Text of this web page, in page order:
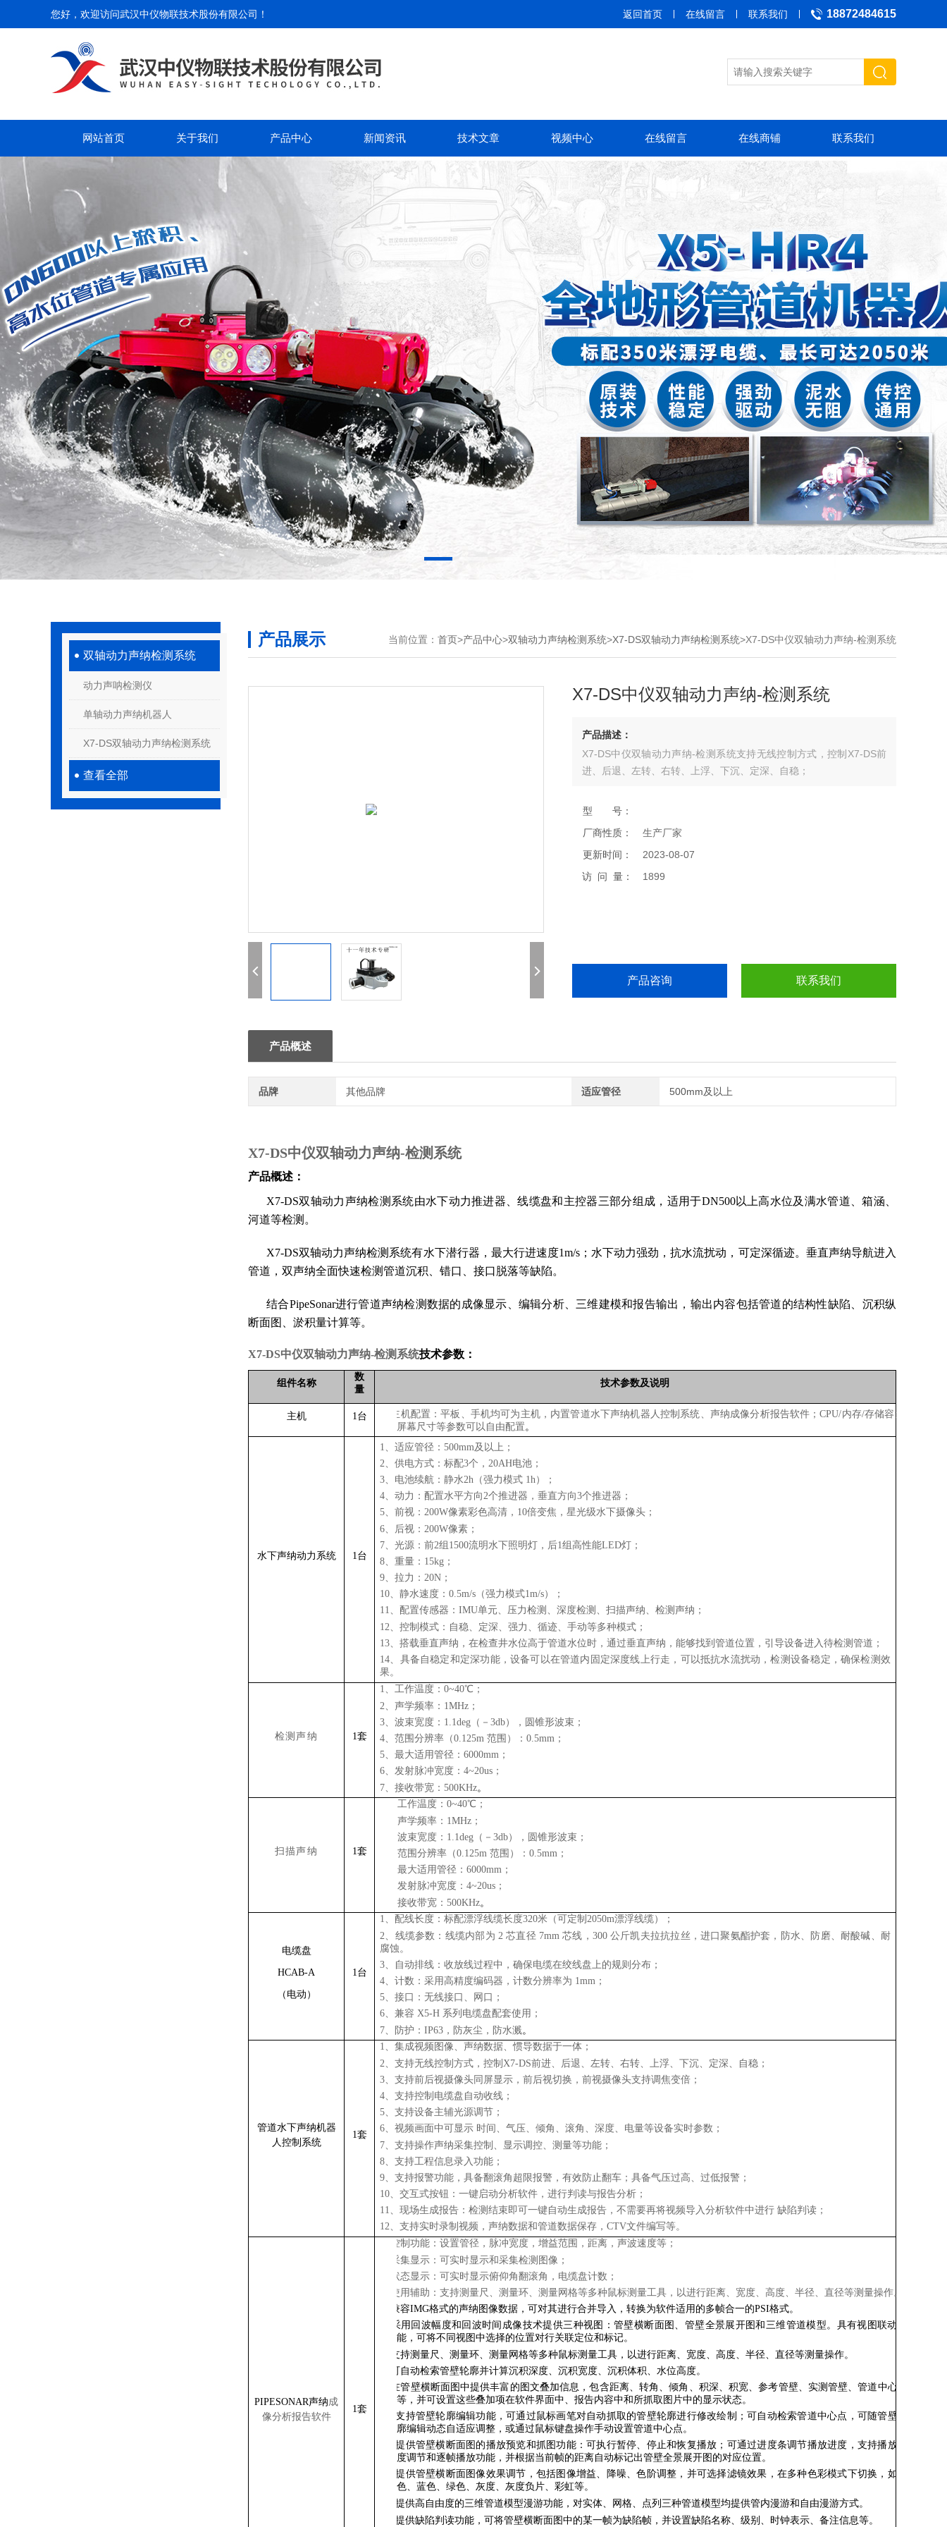
您好，欢迎访问武汉中仪物联技术股份有限公司 ！ 18872484615
返回首页 在线留言 联系我们
网站首页 关于我们 产品中心 新闻资讯 技术文章 视频中心 在线留言 在线商铺 联系我们
双轴动力声纳检测系统
动力声呐检测仪
单轴动力声纳机器人
X7-DS双轴动力声纳检测系统
查看全部
产品展示 当前位置： 首页>产品中心>双轴动力声纳检测系统>X7-DS双轴动力声纳检测系统>X7-DS中仪双轴动力声纳-检测系统
X7-DS中仪双轴动力声纳-检测系统
产品描述：
X7-DS中仪双轴动力声纳-检测系统支持无线控制方式，控制X7-DS前
进、后退、左转、右转、上浮、下沉、定深、自稳；
型 号：
厂商性质：
生产厂家
更新时间：
2023-08-07
访 问 量：
1899
产品咨询 联系我们
产品概述
品牌 其他品牌 适应管径 500mm及以上
X7-DS中仪双轴动力声纳-检测系统
产品概述：
X7-DS双轴动力声纳检测系统由水下动力推进器、线缆盘和主控器三部分组成，适用于DN500以上高水位及满水管道、箱涵、
河道等检测。
X7-DS双轴动力声纳检测系统有水下潜行器，最大行进速度1m/s；水下动力强劲，抗水流扰动，可定深循迹。垂直声纳导航进入
管道，双声纳全面快速检测管道沉积、错口、接口脱落等缺陷。
结合PipeSonar进行管道声纳检测数据的成像显示、编辑分析、三维建模和报告输出，输出内容包括管道的结构性缺陷、沉积纵
断面图、淤积量计算等。
X7-DS中仪双轴动力声纳-检测系统技术参数：
组件名称
数
量
技术参数及说明
主机 1台
主机配置：平板、手机均可为主机，内置管道水下声纳机器人控制系统、声纳成像分析报告软件；CPU/内存/存储容量/
屏幕尺寸等参数可以自由配置 。
水下声纳动力系统 1台
1、适应管径：500mm及以上；
2、供电方式：标配3个，20AH电池；
3、电池续航：静水2h（强力模式 1h）；
4、动力：配置水平方向2个推进器，垂直方向3个推进器；
5、前视：200W像素彩色高清，10倍变焦，星光级水下摄像头；
6、后视：200W像素；
7、光源：前2组1500流明水下照明灯，后1组高性能LED灯；
8、重量：15kg；
9、拉力：20N；
10、静水速度：0.5m/s（强力模式1m/s）；
11、配置传感器：IMU单元、压力检测、深度检测、扫描声纳、检测声纳；
12、控制模式：自稳、定深、强力、循迹、手动等多种模式；
13、搭载垂直声纳，在检查井水位高于管道水位时，通过垂直声纳，能够找到管道位置，引导设备进入待检测管道；
14、具备自稳定和定深功能，设备可以在管道内固定深度线上行走，可以抵抗水流扰动，检测设备稳定，确保检测效
果。
检测声纳 1套
1、工作温度：0~40℃；
2、声学频率：1MHz；
3、波束宽度：1.1deg（－3db），圆锥形波束；
4、范围分辨率（0.125m 范围）：0.5mm；
5、最大适用管径：6000mm；
6、发射脉冲宽度：4~20us；
7、接收带宽：500KHz。
扫描声纳 1套
1、工作温度：0~40℃；
2、声学频率：1MHz；
3、波束宽度：1.1deg（－3db），圆锥形波束；
4、范围分辨率（0.125m 范围）：0.5mm；
5、最大适用管径：6000mm；
6、发射脉冲宽度：4~20us；
7、接收带宽：500KHz。
电缆盘
HCAB-A
（电动）
1台
1、配线长度：标配漂浮线缆长度320米（可定制2050m漂浮线缆）；
2、线缆参数：线缆内部为 2 芯直径 7mm 芯线，300 公斤凯夫拉抗拉丝，进口聚氨酯护套，防水、防磨、耐酸碱、耐
腐蚀。
3、自动排线：收放线过程中，确保电缆在绞线盘上的规则分布；
4、计数：采用高精度编码器，计数分辨率为 1mm；
5、接口：无线接口、网口；
6、兼容 X5-H 系列电缆盘配套使用；
7、防护：IP63，防灰尘，防水溅 。
管道水下声纳机器
人控制系统
1套
1、集成视频图像、声纳数据、惯导数据于一体；
2、支持无线控制方式，控制X7-DS前进、后退、左转、右转、上浮、下沉、定深、自稳；
3、支持前后视摄像头同屏显示，前后视切换，前视摄像头支持调焦变倍；
4、支持控制电缆盘自动收线；
5、支持设备主辅光源调节；
6、视频画面中可显示 时间、气压、倾角、滚角、深度、电量等设备实时参数；
7、支持操作声纳采集控制、显示调控、测量等功能；
8、支持工程信息录入功能；
9、支持报警功能，具备翻滚角超限报警，有效防止翻车；具备气压过高、过低报警；
10、交互式按钮：一键启动分析软件，进行判读与报告分析；
11、现场生成报告：检测结束即可一键自动生成报告，不需要再将视频导入分析软件中进行 缺陷判读；
12、支持实时录制视频，声纳数据和管道数据保存，CTV文件编写等。
PIPESONAR声纳成
像分析报告软件
1套
控制功能：设置管径 ， 脉冲宽度，增益范围 ，距离，声波速度等；
采集显示：可实时显示和采集检测图像 ；
状态显示：可实时显示俯仰角翻滚角 ， 电缆盘计数 ；
使用辅助：支持测量尺、测量环、测量网格等多种鼠标测量工具，以进行距离、宽度、高度、半径、直径等测量操作。
兼容IMG格式的声纳图像数据，可对其进行合并导入，转换为软件适用的多帧合一的PSI格式。
采用回波幅度和回波时间成像技术提供三种视图：管壁横断面图、管壁全景展开图和三维管道模型。具有视图联动功
能，可将不同视图中选择的位置对行关联定位和标记。
支持测量尺、测量环、测量网格等多种鼠标测量工具，以进行距离、宽度、高度、半径、直径等测量操作。
可自动检索管壁轮廓并计算沉积深度、沉积宽度、沉积体积、水位高度。
在管壁横断面图中提供丰富的图文叠加信息，包含距离、转角、倾角、积深、积宽、参考管壁、实测管壁、管道中心点
等，并可设置这些叠加项在软件界面中、报告内容中和所抓取图片中的显示状态。
支持管壁轮廓编辑功能，可通过鼠标画笔对自动抓取的管壁轮廓进行修改绘制；可自动检索管道中心点，可随管壁轮
廓编辑动态自适应调整，或通过鼠标键盘操作手动设置管道中心点。
提供管壁横断面图的播放预览和抓图功能：可执行暂停、停止和恢复播放；可通过进度条调节播放进度，支持播放速
度调节和逐帧播放功能，并根据当前帧的距离自动标记出管壁全景展开图的对应位置。
提供管壁横断面图像效果调节，包括图像增益、降噪、色阶调整，并可选择滤镜效果，在多种色彩模式下切换，如红
色、蓝色、绿色、灰度、灰度负片、彩虹等。
提供高自由度的三维管道模型漫游功能，对实体、网格、点列三种管道模型均提供管内漫游和自由漫游方式。
提供缺陷判读功能，可将管壁横断面图中的某一帧为缺陷帧，并设置缺陷名称、级别、时钟表示、备注信息等。